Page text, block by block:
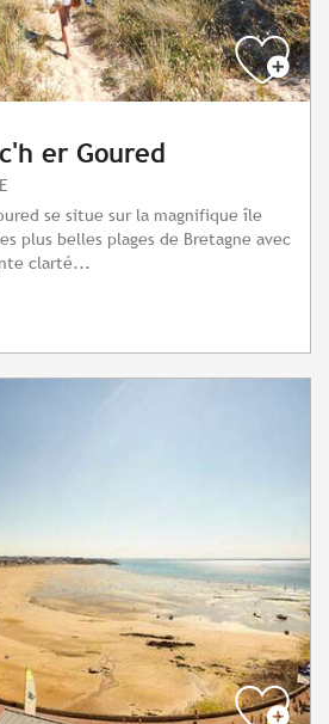
er Goured
se situe sur la magnifique île
plus belles plages de Bretagne avec
clarté...